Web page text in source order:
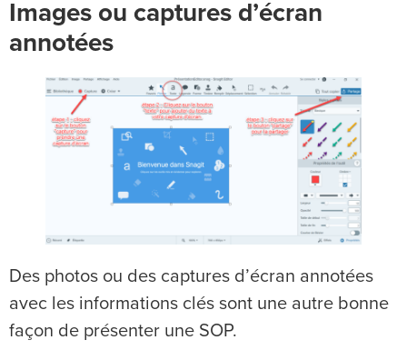
Images ou captures d’écran
annotées
Des photos ou des captures d’écran annotées
avec les informations clés sont une autre bonne
façon de présenter une SOP.